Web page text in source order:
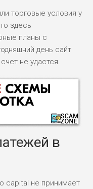
торговые условия у
здесь
планы с
день сайт
не удастся.
ОБЗОР
в
capital не принимает